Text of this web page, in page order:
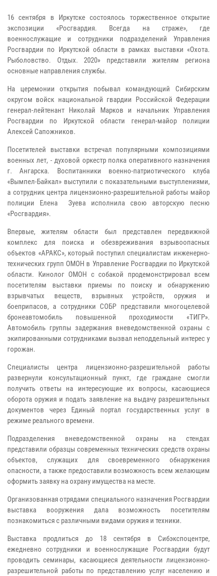
16 сентября в Иркутске состоялось торжественное открытие
экспозиции «Росгвардия. Всегда на страже», где
военнослужащие и сотрудники подразделений Управления
Росгвардии по Иркутской области в рамках выставки «Охота.
Рыболовство. Отдых. 2020» представили жителям региона
основные направления службы.
На церемонии открытия побывал командующий Сибирским
округом войск национальной гвардии Российской Федерации
генерал-лейтенант Николай Марков и начальник Управления
Росгвардии по Иркутской области генерал-майор полиции
Алексей Сапожников.
Посетителей выставки встречал популярными композициями
военных лет, - духовой оркестр полка оперативного назначения
г. Ангарска. Воспитанники военно-патриотического клуба
«Вымпел-Байкал» выступили с показательными выступлениями,
а сотрудник центра лицензионно-разрешительной работы майор
полиции Елена Зуева исполнила свою авторскую песню
«Росгвардия».
Впервые, жителям области был представлен передвижной
комплекс для поиска и обезвреживания взрывоопасных
объектов «АРАКС», который поступил специалистам инженерно-
технических групп ОМОН в Управление Росгвардии по Иркутской
области. Кинолог ОМОН с собакой продемонстрировал всем
посетителям выставки приемы по поиску и обнаружению
взрывчатых веществ, взрывных устройств, оружия и
боеприпасов, а сотрудники СОБР представили многоцелевой
бронеавтомобиль повышенной проходимости «ТИГР».
Автомобиль группы задержания вневедомственной охраны с
экипированными сотрудниками вызвал неподдельный интерес у
горожан.
Специалисты центра лицензионно-разрешительной работы
развернули консультационный пункт, где граждане смогли
получить ответы на интересующие их вопросы, касающиеся
оборота оружия и подать заявление на выдачу разрешительных
документов через Единый портал государственных услуг в
режиме реального времени.
Подразделения вневедомственной охраны на стендах
представили образцы современных технических средств охраны
объектов, служащих для своевременного обнаружения
опасности, а также предоставили возможность всем желающим
оформить заявку на охрану имущества на месте.
Организованная отрядами специального назначения Росгвардии
выставка вооружения дала возможность посетителям
познакомиться с различными видами оружия и техники.
Выставка продлиться до 18 сентября в Сибэкспоцентре,
ежедневно сотрудники и военнослужащие Росгвардии будут
проводить семинары, касающиеся деятельности лицензионно-
разрешительной работы по представлению услуг населению и